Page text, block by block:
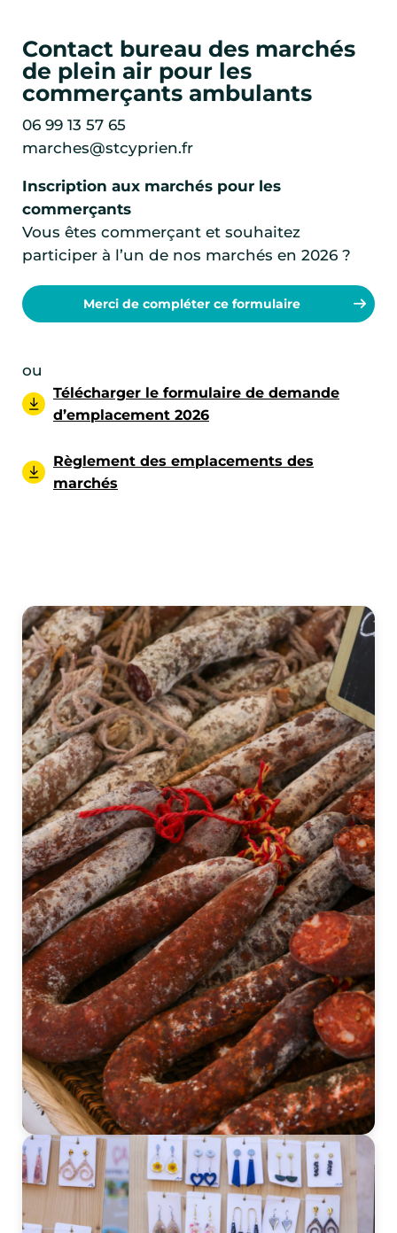
Contact bureau des marchés
de plein air pour les
commerçants ambulants
06 99 13 57 65
marches@stcyprien.fr
Inscription aux marchés pour les
commerçants
Vous êtes commerçant et souhaitez
participer à l’un de nos marchés en 2026 ?
Merci de compléter ce formulaire
ou
Télécharger le formulaire de demande
d’emplacement 2026
Règlement des emplacements des
marchés